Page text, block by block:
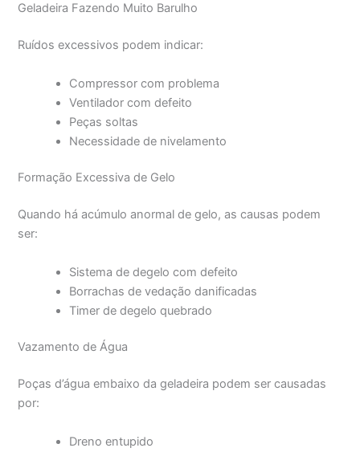
Geladeira Fazendo Muito Barulho
Ruídos excessivos podem indicar:
Compressor com problema
Ventilador com defeito
Peças soltas
Necessidade de nivelamento
Formação Excessiva de Gelo
Quando há acúmulo anormal de gelo, as causas podem
ser:
Sistema de degelo com defeito
Borrachas de vedação danificadas
Timer de degelo quebrado
Vazamento de Água
Poças d’água embaixo da geladeira podem ser causadas
por:
Dreno entupido